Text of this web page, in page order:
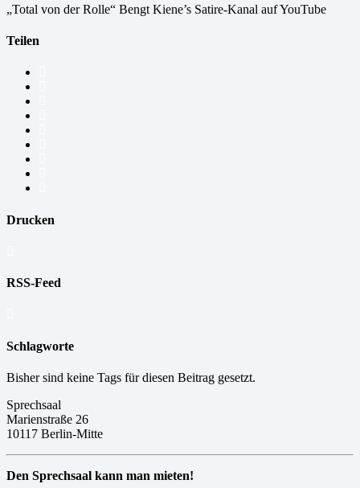
„Total von der Rolle“ Bengt Kiene’s Satire-Kanal auf YouTube
Teilen
Drucken
RSS-Feed
Schlagworte
Bisher sind keine Tags für diesen Beitrag gesetzt.
Sprechsaal
Marienstraße 26
10117 Berlin-Mitte
Den Sprechsaal kann man mieten!